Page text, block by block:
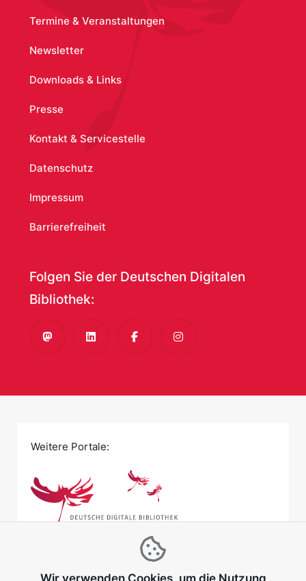
Wir verwenden Cookies, um die Nutzung
Termine & Veranstaltungen
Newsletter
Downloads & Links
Presse
Kontakt & Servicestelle
Datenschutz
Impressum
Barrierefreiheit
Folgen Sie der Deutschen Digitalen
Bibliothek:
MastodonLinkedInFacebookInstagram
Weitere Portale: